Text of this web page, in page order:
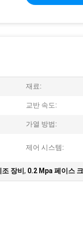
재료:
교반 속도:
가열 방법:
제어 시스템:
장비 , 0.2 Mpa 페이스